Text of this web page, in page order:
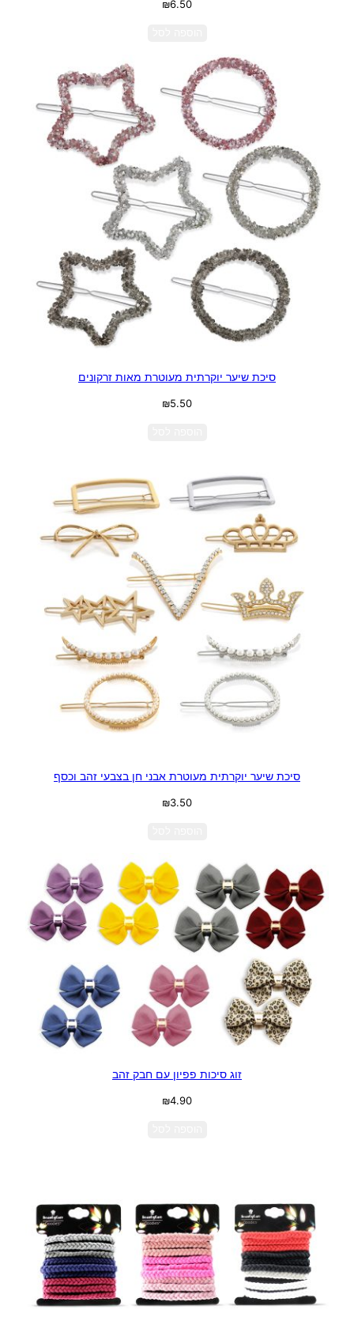
₪6.50
סיכת שיער יוקרתית מעוטרת מאות זרקונים
₪5.50
סיכת שיער יוקרתית מעוטרת אבני חן בצבעי זהב וכסף
₪3.50
זוג סיכות פפיון עם חבק זהב
₪4.90